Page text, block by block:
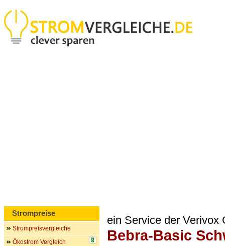
ein Service der Verivox
Bebra-Basic
Strompreise
Strompreisvergleiche
Ökostrom Vergleich